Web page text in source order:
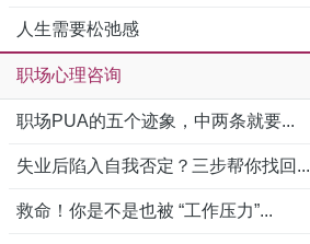
人生需要松弛感
职场心理咨询
职场PUA的五个迹象，中两条就要...
失业后陷入自我否定？三步帮你找回...
救命！你是不是也被 “工作压力”...